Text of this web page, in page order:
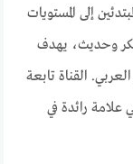
إلى المستويات
وحديث، يهدف
القناة تابعة
علامة رائدة في